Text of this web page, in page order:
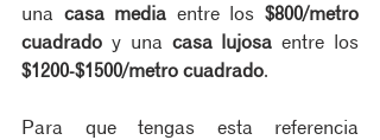
una casa media entre los $800/metro
cuadrado y una casa lujosa
$1200-$1500/metro cuadrado.
Para que tengas esta referencia